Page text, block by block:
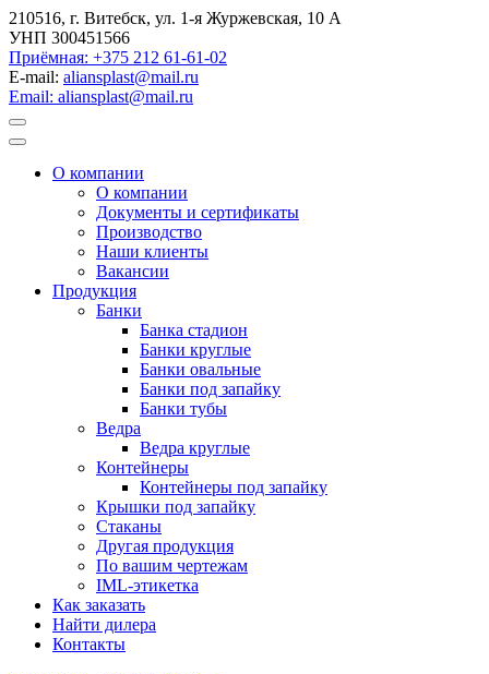
210516, г. Витебск, ул. 1-я Журжевская, 10 А
УНП 300451566
Приёмная: +375 212 61-61-02
E-mail: aliansplast@mail.ru
Email: aliansplast@mail.ru
О компании
О компании
Документы и сертификаты
Производство
Наши клиенты
Вакансии
Продукция
Банки
Банка стадион
Банки круглые
Банки овальные
Банки под запайку
Банки тубы
Ведра
Ведра круглые
Контейнеры
Контейнеры под запайку
Крышки под запайку
Стаканы
Другая продукция
По вашим чертежам
IML-этикетка
Как заказать
Найти дилера
Контакты